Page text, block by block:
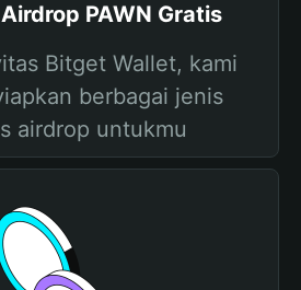
PAWN Gratis
Bitget Wallet, kami
berbagai jenis
airdrop untukmu